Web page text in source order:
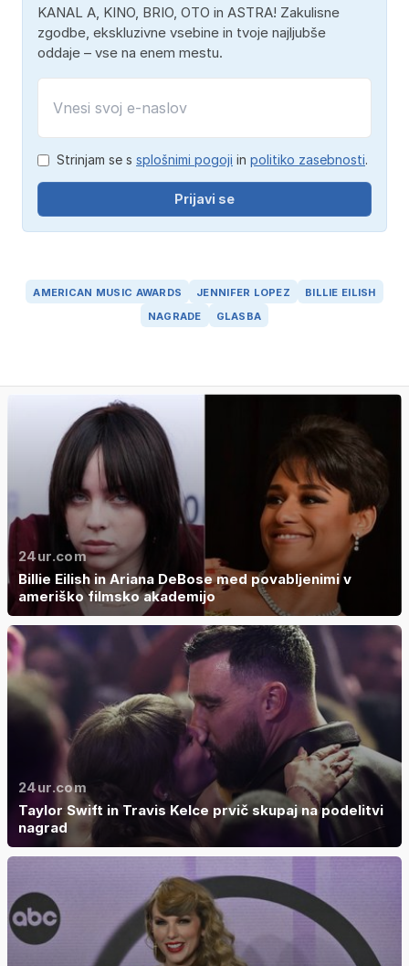
KANAL A, KINO, BRIO, OTO in ASTRA! Zakulisne
zgodbe, ekskluzivne vsebine in tvoje najljubše
oddaje – vse na enem mestu.
Strinjam se s splošnimi pogoji in politiko zasebnosti.
Prijavi se
AMERICAN MUSIC AWARDS JENNIFER LOPEZ
BILLIE EILISH
NAGRADE
GLASBA
24ur.com
Billie Eilish in Ariana DeBose med povabljenimi v
ameriško filmsko akademijo
24ur.com
Taylor Swift in Travis Kelce prvič skupaj na podelitvi
nagrad